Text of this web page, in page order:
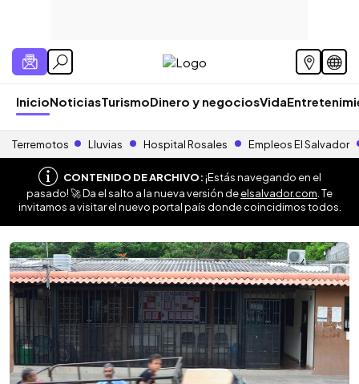
InicioNoticiasTurismoDinero y negociosVida
Terremotos Lluvias Hospital Rosales Empleos El Salvador
CONTENIDO DE ARCHIVO:¡Estás navegando en el
pasado! 🚀 Da el salto a la nueva versión deelsalvador.com . Te
invitamos a visitar el nuevo portal país donde coincidimos todos.